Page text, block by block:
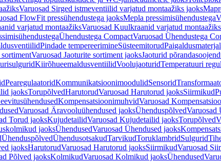
Varuosad Sirged istmeventiilid varjatud montaažiks jaoks
FlowFit pressühendustega jaoksMepla pressimisühendustega
varjatud montaažiksVaruosad Kuulkraanid varjatud
Ühendustega CompactVaruosad Ühendustega
Pindade tempereerimineSüsteemitorudPaigaldusmaterjal
Varuosad Jaoturite sortiment jaoksJaoturid
KiirõhueemaldusventiilidVoolujaoturidTemperatuuri
PearegulaatoridKommunikatsioonimoodulidSensorid
jaoksTorupõlvedHarutorudVaruosad Harutorud jaoksSiirmikud
KompensatsioonimuhvidVaruosad
Varuosad Äravooluühendused jaoksÜhenduspõlvedVaruosad
Torud jaoksKujudetailidVaruosad Kujudetailid jaoksTorupõlved
jaoksÜhendusedVaruosad Ühendused jaoks
ÜhenduspõlvedÜhendusotsakudTarvikudToruklambridSulgurid
jaoksHarutorudVaruosad Harutorud jaoksSiirmikudVaruosad
Põlved jaoksKolmikudVaruosad Kolmikud jaoksÜhendused